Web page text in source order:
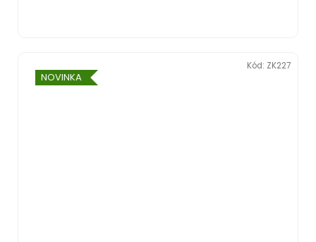
NOVINKA
Kód: ZK227